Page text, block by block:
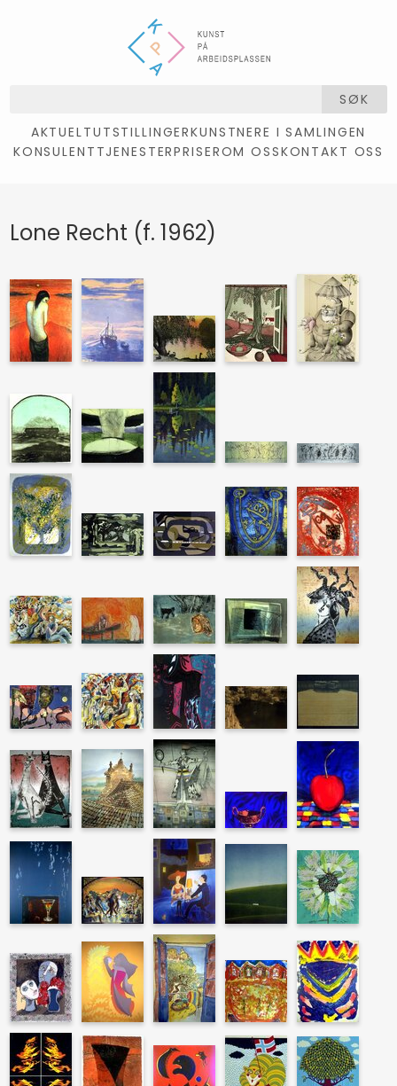
SØK
AKTUELTUTSTILLINGERKUNSTNERE I SAMLINGEN
KONSULENTTJENESTERPRISEROM OSSKONTAKT OSS
Lone Recht (f. 1962)